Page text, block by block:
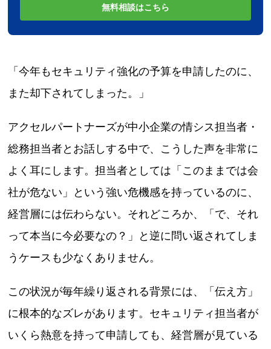
無料相談はこちら
「今年もセキュリティ強化の予算を申請したのに、
また却下されてしまった。」
アクセルパートナーズが中小企業の情シス担当者・
総務担当者とお話しする中で、こうした声を非常に
よく耳にします。担当者としては「このままでは会
社が危ない」という強い危機感を持っているのに、
経営層には伝わらない。それどころか、「で、それ
って本当に今必要なの？」と逆に問い返されてしま
うケースも少なくありません。
この状況が毎年繰り返される背景には、「伝え方」
に根本的なズレがあります。セキュリティ担当者が
いくら熱意を持って申請しても、経営層が見ている